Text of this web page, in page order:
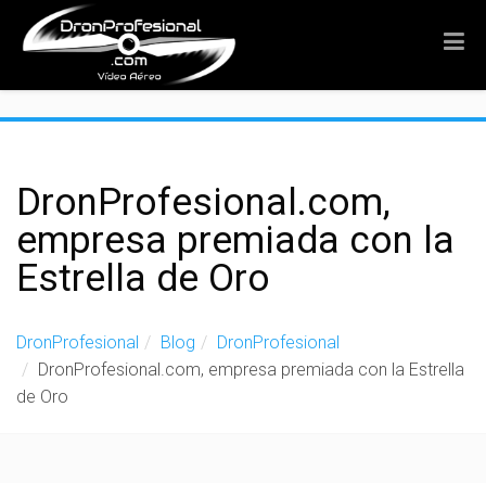
DronProfesional.com,
empresa premiada con la
Estrella de Oro
DronProfesional Blog
DronProfesional
DronProfesional.com, empresa premiada con la Estrella
de Oro